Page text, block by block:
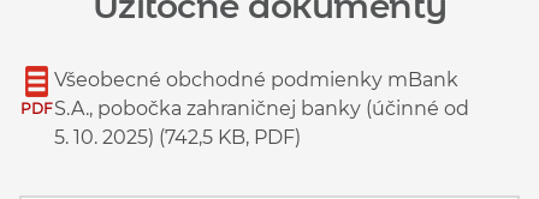
PDF
Všeobecné obchodné podmienky mBank
S.A., pobočka zahraničnej banky (účinné od
5. 10. 2025) (742,5 KB, PDF)